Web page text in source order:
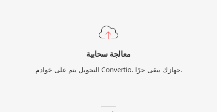
معالجة سحابية
التحويل يتم على خوادم Convertio. جهازك يبقى حرًا.